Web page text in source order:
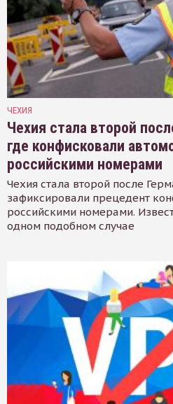
ЧЕХИЯ
Чехия стала второй
где конфисковали
российскими номерами
Чехия стала второй после
зафиксировали прецедент
российскими номерами.
одном подобном случае